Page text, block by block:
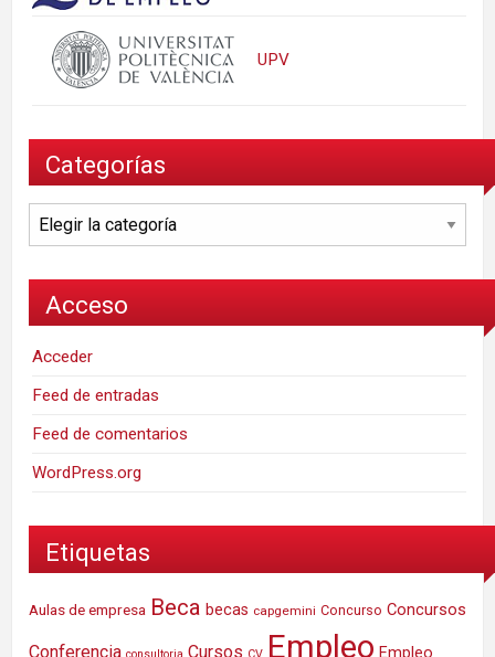
UPV
Categorías
Categorías
Acceso
Acceder
Feed de entradas
Feed de comentarios
WordPress.org
Etiquetas
Aulas de empresa Beca becas capgemini Concurso Concursos
Conferencia consultoria Cursos CV Empleo Empleo